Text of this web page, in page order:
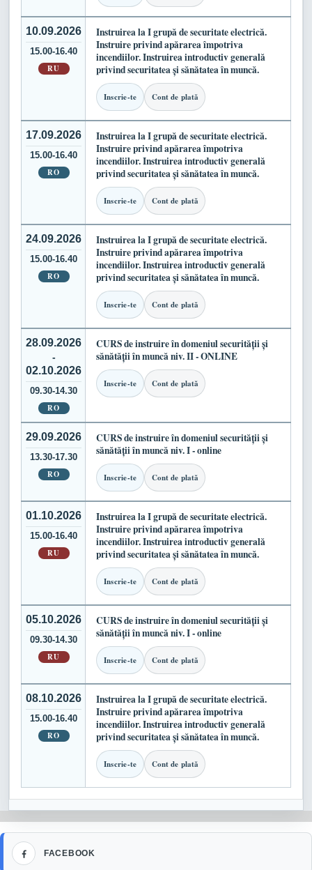
10.09.2026
15.00-16.40
RU
Instruirea la I grupă de securitate electrică.
Instruire privind apărarea împotriva
incendiilor. Instruirea introductiv generală
privind securitatea și sănătatea în muncă.
Inscrie-te Cont de plată
17.09.2026
15.00-16.40
RO
Instruirea la I grupă de securitate electrică.
Instruire privind apărarea împotriva
incendiilor. Instruirea introductiv generală
privind securitatea și sănătatea în muncă.
Inscrie-te Cont de plată
24.09.2026
15.00-16.40
RO
Instruirea la I grupă de securitate electrică.
Instruire privind apărarea împotriva
incendiilor. Instruirea introductiv generală
privind securitatea și sănătatea în muncă.
Inscrie-te Cont de plată
28.09.2026
-
02.10.2026
09.30-14.30
RO
CURS de instruire în domeniul securității și
sănătății în muncă niv. II - ONLINE
Inscrie-te Cont de plată
29.09.2026
13.30-17.30
RO
CURS de instruire în domeniul securității și
sănătății în muncă niv. I - online
Inscrie-te Cont de plată
01.10.2026
15.00-16.40
RU
Instruirea la I grupă de securitate electrică.
Instruire privind apărarea împotriva
incendiilor. Instruirea introductiv generală
privind securitatea și sănătatea în muncă.
Inscrie-te Cont de plată
05.10.2026
09.30-14.30
RU
CURS de instruire în domeniul securității și
sănătății în muncă niv. I - online
Inscrie-te Cont de plată
08.10.2026
15.00-16.40
RO
Instruirea la I grupă de securitate electrică.
Instruire privind apărarea împotriva
incendiilor. Instruirea introductiv generală
privind securitatea și sănătatea în muncă.
Inscrie-te Cont de plată
FACEBOOK
Facebook